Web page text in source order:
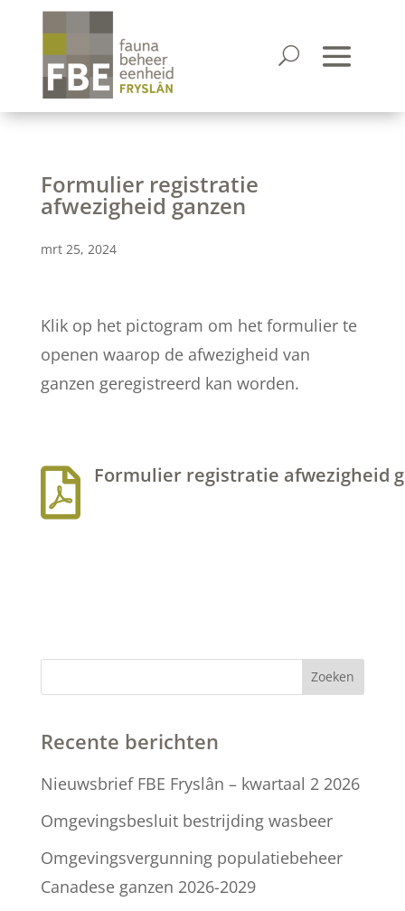
Formulier registratie
afwezigheid ganzen
mrt 25, 2024
Klik op het pictogram om het formulier te
openen waarop de afwezigheid van
ganzen geregistreerd kan worden.
 Formulier registratie afwezigheid
Zoeken
Recente berichten
Nieuwsbrief FBE Fryslân – kwartaal 2 2026
Omgevingsbesluit bestrijding wasbeer
Omgevingsvergunning populatiebeheer
Canadese ganzen 2026-2029